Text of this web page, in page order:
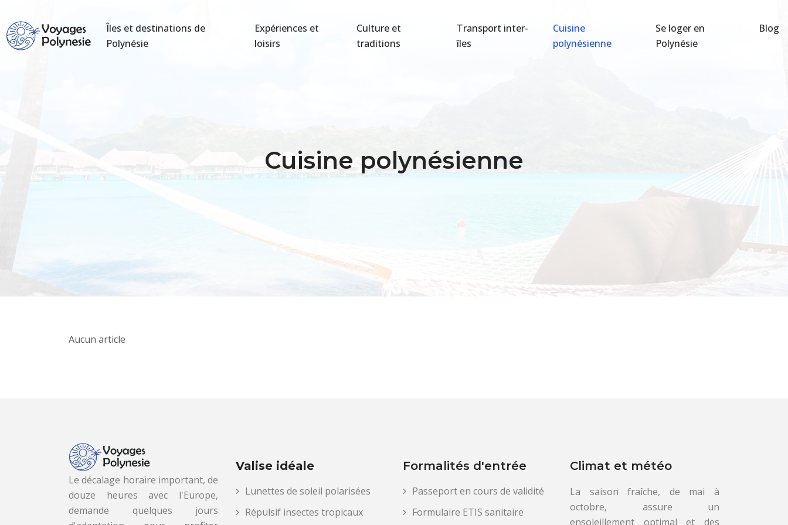
Îles et destinations de
Polynésie
Expériences et
loisirs
Culture et
traditions
Transport inter-
îles
Cuisine
polynésienne
Se loger en
Polynésie
Blog
Cuisine polynésienne
Aucun article
Le décalage horaire important, de
douze heures avec l'Europe,
demande quelques jours
Valise idéale
Lunettes de soleil polarisées
Répulsif insectes tropicaux
Formalités d'entrée
Passeport en cours de validité
Formulaire ETIS sanitaire
Climat et météo
La saison fraîche, de mai à
octobre, assure un
ensoleillement optimal et des